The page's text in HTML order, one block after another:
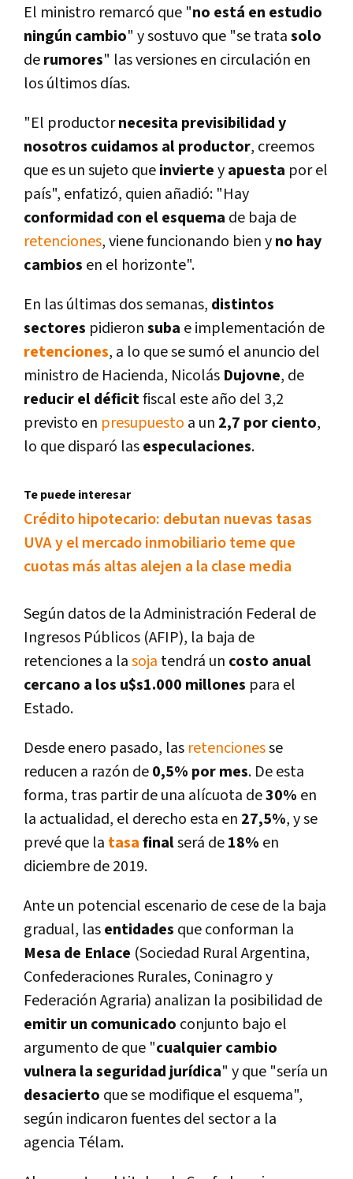
El ministro remarcó que "no está en estudio
ningún cambio" y sostuvo que "se tratasolo
derumores" las versiones en circulación en
los últimos dí­as.
"El productornecesita previsibilidad y
nosotros cuidamos al productor, creemos
que es un sujeto queinvierteyapuesta por el
paí­s", enfatizó, quien añadió: "Hay
conformidad con el esquema de baja de
retenciones, viene funcionando bien yno hay
cambios en el horizonte".
En las últimas dos semanas, distintos
sectores pidieronsuba e implementación de
retenciones, a lo que se sumó el anuncio del
ministro de Hacienda, Nicolás Dujovne, de
reducir el déficitfiscal este año del 3,2
previsto en presupuesto a un 2,7 por ciento,
lo que disparó lasespeculaciones.
Te puede interesar
Crédito hipotecario: debutan nuevas tasas
UVA y el mercado inmobiliario teme que
cuotas más altas alejen a la clase media
Según datos de la Administración Federal de
Ingresos Públicos (AFIP), la baja de
retenciones a lasoja tendrá un costo anual
cercano a los u$s1.000 millones para el
Estado.
Desde enero pasado, las retencionesse
reducen a razón de0,5% por mes. De esta
forma, tras partir de una alí­cuota de30% en
la actualidad, el derecho esta en 27,5%, y se
prevé que la tasafinalserá de18% en
diciembre de 2019.
Ante un potencial escenario de cese de la baja
gradual, lasentidades que conforman la
Mesa de Enlace (Sociedad Rural Argentina,
Confederaciones Rurales, Coninagro y
Federación Agraria) analizan la posibilidad de
emitir un comunicado conjunto bajo el
argumento de que "cualquier cambio
vulnera la seguridad jurí­dica" y que "serí­a un
desacierto que se modifique el esquema",
según indicaron fuentes del sector a la
agencia Télam.